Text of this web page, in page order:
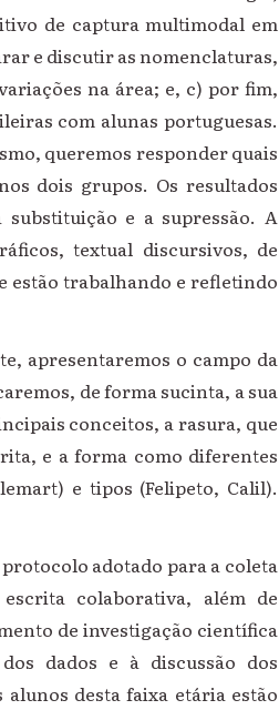
de captura multimodal em
e discutir as nomenclaturas,
na área; e, c) por fim,
com alunas portuguesas.
queremos responder quais
dois grupos. Os resultados
e a supressão. A
textual discursivos, de
estão trabalhando e refletindo
apresentaremos o campo da
de forma sucinta, a sua
conceitos, a rasura, que
e a forma como diferentes
e tipos (Felipeto, Calil).
adotado para a coleta
colaborativa, além de
de investigação científica
dados e à discussão dos
desta faixa etária estão